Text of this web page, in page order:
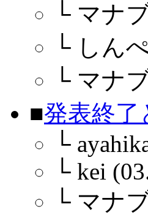
└ マナ
└ しん
└ マナ
■発表終了
└
└ kei
└ マナ